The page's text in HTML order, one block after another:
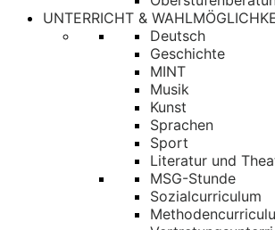
UNTERRICHT &
Deutsch
Geschichte
MINT
Musik
Kunst
Sprachen
Sport
Literatur und
MSG-Stunde
Sozialcurriculum